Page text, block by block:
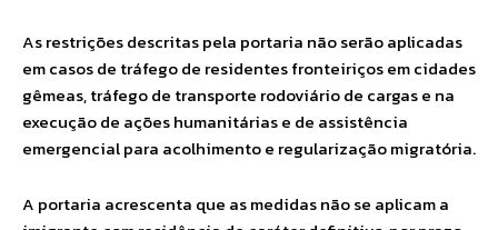
As restrições descritas pela portaria não serão aplicadas
em casos de tráfego de residentes fronteiriços em cidades
gêmeas, tráfego de transporte rodoviário de cargas e na
execução de ações humanitárias e de assistência
emergencial para acolhimento e regularização migratória.
A portaria acrescenta que as medidas não se aplicam a